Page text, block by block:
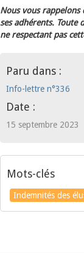
Nous vous
ses adhérents. Toute
ne respectant pas
Paru dans :
Info-lettre n°336
Date :
15 septembre 2023
Mots-clés
Indemnités des